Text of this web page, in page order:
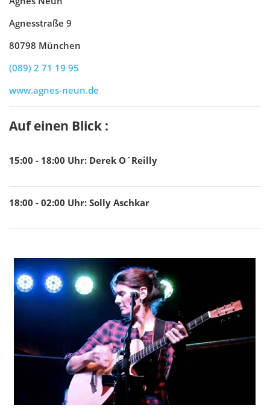
Agnesstraße 9
80798 München
(089) 2 71 19 95
www.agnes-neun.de
Auf einen Blick :
15:00 - 18:00 Uhr: Derek O´Reilly
18:00 - 02:00 Uhr: Solly Aschkar